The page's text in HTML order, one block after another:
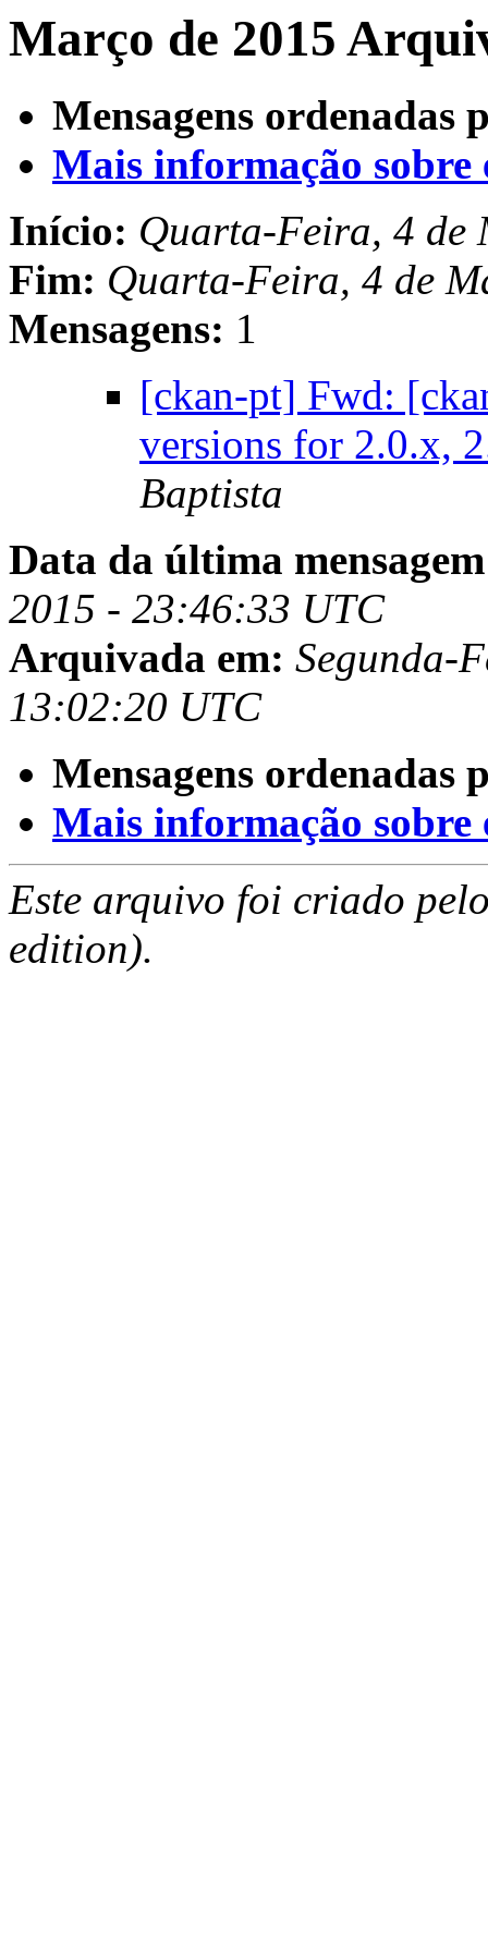
Março de 2015
Mensagens ordenadas
Mais informação sobre
Início: Quarta-Feira, 4 de
Fim: Quarta-Feira, 4 de
Mensagens: 1
[ckan-pt] Fwd:
versions for 2.0.x,
Baptista
Data da última
2015 - 23:46:33 UTC
Arquivada em: Segunda-
13:02:20 UTC
Mensagens ordenadas
Mais informação sobre
Este arquivo foi criado
edition).